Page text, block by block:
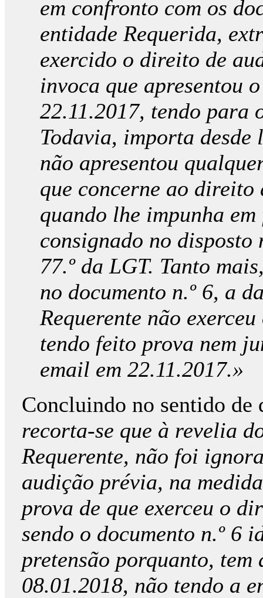
em confronto com os
entidade Requerida,
exercido o direito de
invoca que apresentou
22.11.2017, tendo para
Todavia, importa desde
não apresentou
que concerne ao direito
quando lhe impunha
consignado no disposto
77.º da LGT. Tanto
no documento n.º 6, a
Requerente não
tendo feito prova nem
email em 22.11.2017.»
Concluindo no sentido de
recorta-se que à revelia
Requerente, não foi
audição prévia, na
prova de que exerceu o
sendo o documento n.º 6
pretensão porquanto,
08.01.2018, não tendo a